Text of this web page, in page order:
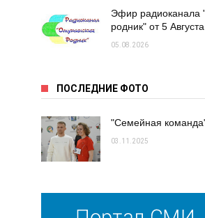
Эфир радиоканала
родник" от 5
05.08.2026
ПОСЛЕДНИЕ ФОТО
"Семейная
03.11.2025